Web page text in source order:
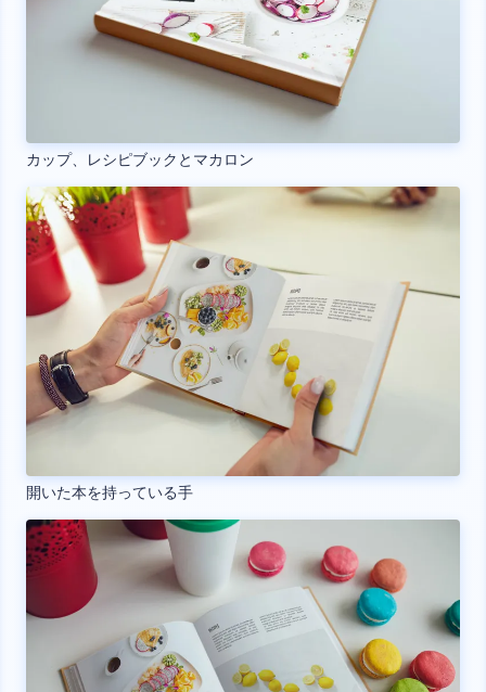
カップ、レシピブックとマカロン
開いた本を持っている手